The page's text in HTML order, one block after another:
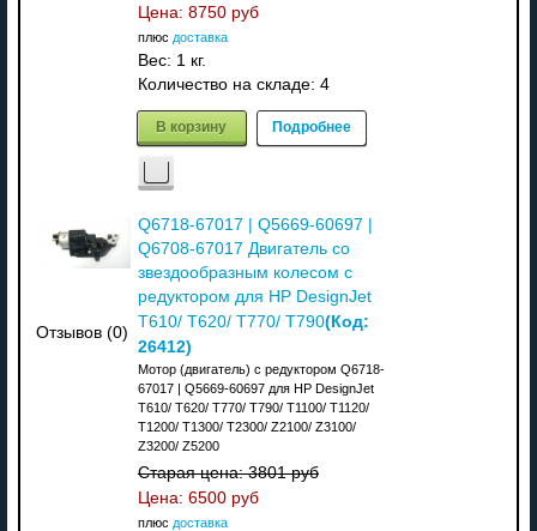
Цена: 8750 руб
плюс доставка
Вес: 1 кг.
Количество на складе: 4
В корзину Подробнее
Отзывов (0)
Q6718-67017 | Q5669-60697 |
Q6708-67017 Двигатель со
звездообразным колесом с
редуктором для HP DesignJet
T610/ T620/ T770/ T790(Код:
26412)
Мотор (двигатель) с редуктором Q6718-
67017 | Q5669-60697 для HP DesignJet
T610/ T620/ T770/ T790/ T1100/ T1120/
T1200/ T1300/ T2300/ Z2100/ Z3100/
Z3200/ Z5200
Старая цена:3801 руб
Цена: 6500 руб
плюс доставка